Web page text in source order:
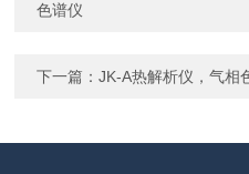
色谱仪
下一篇：JK-A热解析仪，气相